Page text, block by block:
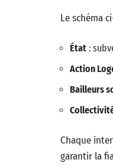
Le schéma
État :
Action
Bailleurs
Chaque
garantir la